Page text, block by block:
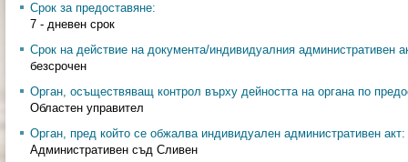
Срок за предоставяне:
7 - дневен срок
Срок на действие на документа/индивидуалния административен
безсрочен
Орган, осъществяващ контрол върху дейността на органа по
Областен управител
Орган, пред който се обжалва индивидуален административен акт:
Административен съд Сливен